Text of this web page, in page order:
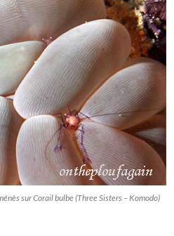
sur Corail bulbe (Three Sisters – Komodo)